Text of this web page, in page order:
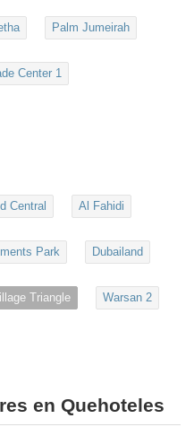
Palm Jumeirah
Center 1
Central Al Fahidi
Park Dubailand
Triangle Warsan 2
en Quehoteles